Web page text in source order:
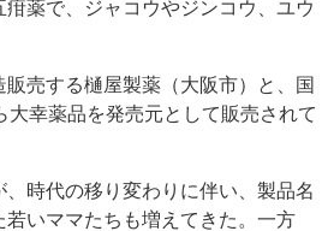
薬で、ジャコウやジンコウ、ユウ
売する樋屋製薬（大阪市）と、国
幸薬品を発売元として販売されて
時代の移り変わりに伴い、製品名
いママたちも増えてきた。一方